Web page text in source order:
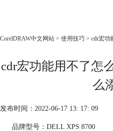
首页
产品
下载
CorelDRAW中文网站 > 使用技巧 > cdr宏功
cdr宏功能用不了怎
么
发布时间：2022-06-17 13: 17: 09
品牌型号：DELL XPS 8700